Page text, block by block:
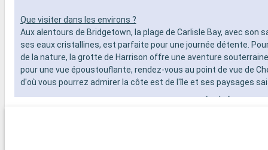
Que visiter dans les environs ?
Aux alentours de Bridgetown, la plage de Carlisle Bay, avec son
ses eaux cristallines, est parfaite pour une journée détente.
de la nature, la grotte de Harrison offre une aventure souterraine
pour une vue époustouflante, rendez-vous au point de vue de
d'où vous pourrez admirer la côte est de l'île et ses paysages
Arrivée